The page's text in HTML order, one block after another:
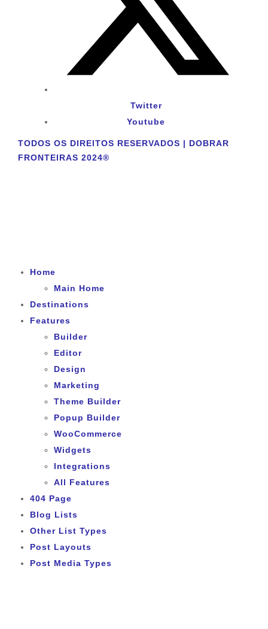
Twitter
Youtube
TODOS OS DIREITOS RESERVADOS | DOBRAR
FRONTEIRAS 2024®
Home
Main Home
Destinations
Features
Builder
Editor
Design
Marketing
Theme Builder
Popup Builder
WooCommerce
Widgets
Integrations
All Features
404 Page
Blog Lists
Other List Types
Post Layouts
Post Media Types